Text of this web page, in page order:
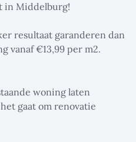
in Middelburg!
resultaat garanderen dan
vanaf €13,99 per m2.
woning laten
gaat om renovatie